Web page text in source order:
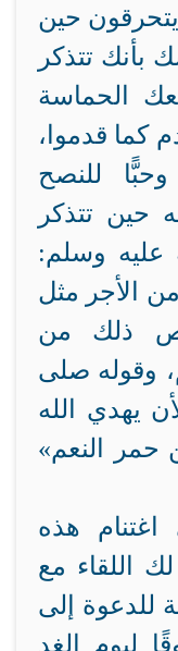
حين
بأنك تتذكر
الحماسة
كما قدموا،
للنصح
حين تتذكر
وسلم:
الأجر مثل
ذلك من
وقوله صلى
يهدي الله
حمر النعم»
هذه
لك اللقاء مع
للدعوة إلى
ليوم الغد